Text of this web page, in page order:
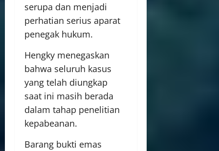
serupa dan menjadi
perhatian serius aparat
penegak hukum.
Hengky menegaskan
bahwa seluruh kasus
yang telah diungkap
saat ini masih berada
dalam tahap penelitian
kepabeanan.
Barang bukti emas